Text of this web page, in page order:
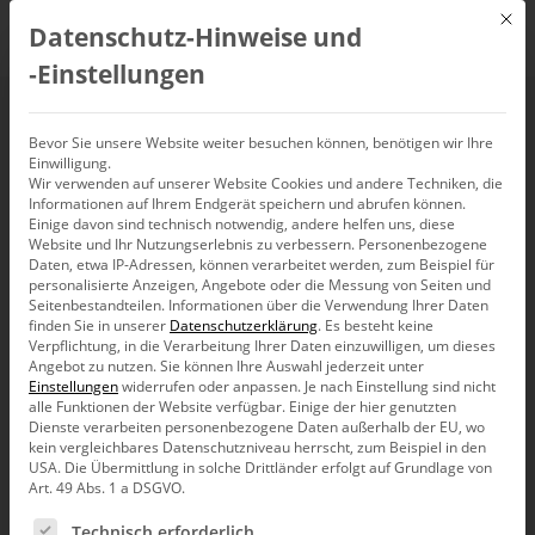
Semi-Supervised
Learning
Mit
Datenschutz-Hinweise und
‑Einstellungen
Bevor Sie unsere Website weiter besuchen können, benötigen wir Ihre
Einwilligung.
Wir verwenden auf unserer Website Cookies und andere Techniken, die
Informationen auf Ihrem Endgerät speichern und abrufen können.
Einige davon sind technisch notwendig, andere helfen uns, diese
Website und Ihr Nutzungserlebnis zu verbessern. Personenbezogene
Daten, etwa IP-Adressen, können verarbeitet werden, zum Beispiel für
personalisierte Anzeigen, Angebote oder die Messung von Seiten und
Seitenbestandteilen. Informationen über die Verwendung Ihrer Daten
finden Sie in unserer Datenschutzerklärung. Es besteht keine
Verpflichtung, in die Verarbeitung Ihrer Daten einzuwilligen, um dieses
Angebot zu nutzen.Sie können Ihre Auswahl jederzeit unter
Einstellungenwiderrufen oder anpassen. Je nach Einstellung sind nicht
alle Funktionen der Website verfügbar. Einige der hier genutzten
Dienste verarbeiten personenbezogene Daten außerhalb der EU, wo
kein vergleichbares Datenschutzniveau herrscht, zum Beispiel in den
USA. Die Übermittlung in solche Drittländer erfolgt auf Grundlage von
Art. 49 Abs. 1 a DSGVO.
Es folgt eine Liste der Service-Gruppen, für die eine